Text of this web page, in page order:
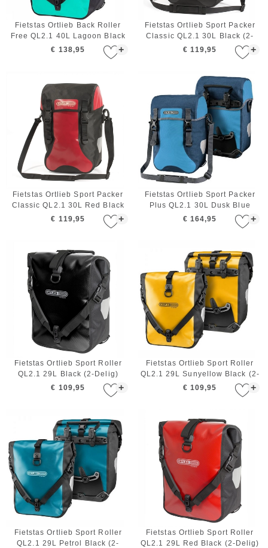
+
Fietstas Ortlieb Back Roller
Free QL2.1 40L Lagoon Black
(2-Delig)
€ 138,95 +
Fietstas Ortlieb Sport Packer
Classic QL2.1 30L Black (2-
Delig)
€ 119,95
+
Fietstas Ortlieb Sport Packer
Classic QL2.1 30L Red Black
(2-Delig)
€ 119,95 +
Fietstas Ortlieb Sport Packer
Plus QL2.1 30L Dusk Blue
Denim (2-Delig)
€ 164,95
+
Fietstas Ortlieb Sport Roller
QL2.1 29L Black (2-Delig)
€ 109,95
+
Fietstas Ortlieb Sport Roller
QL2.1 29L Sunyellow Black (2-
Delig)
€ 109,95
Fietstas Ortlieb Sport Roller
QL2.1 29L Petrol Black (2-
Fietstas Ortlieb Sport Roller
QL2.1 29L Red Black (2-Delig)